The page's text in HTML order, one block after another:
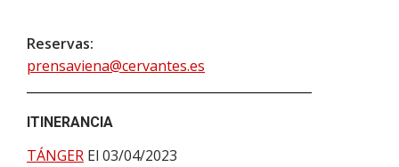
Reservas:
prensaviena@cervantes.es
ITINERANCIA
TÁNGER El 03/04/2023